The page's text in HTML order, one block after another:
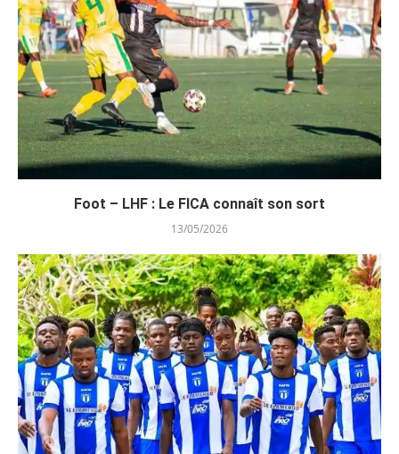
Foot – LHF : Le FICA connaît son sort
13/05/2026